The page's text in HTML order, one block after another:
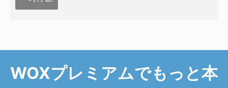
WOXプレミアムでもっと本